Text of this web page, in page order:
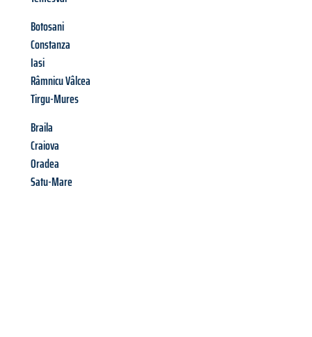
Botosani
Constanza
Iasi
Râmnicu Vâlcea
Tirgu-Mures
Braila
Craiova
Oradea
Satu-Mare